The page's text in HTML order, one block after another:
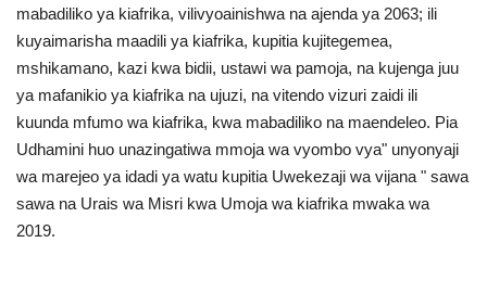
mabadiliko ya kiafrika, vilivyoainishwa na ajenda ya 2063; ili
kuyaimarisha maadili ya kiafrika, kupitia kujitegemea,
mshikamano, kazi kwa bidii, ustawi wa pamoja, na kujenga juu
ya mafanikio ya kiafrika na ujuzi, na vitendo vizuri zaidi ili
kuunda mfumo wa kiafrika, kwa mabadiliko na maendeleo. Pia
Udhamini huo unazingatiwa mmoja wa vyombo vya" unyonyaji
wa marejeo ya idadi ya watu kupitia Uwekezaji wa vijana " sawa
sawa na Urais wa Misri kwa Umoja wa kiafrika mwaka wa
2019.